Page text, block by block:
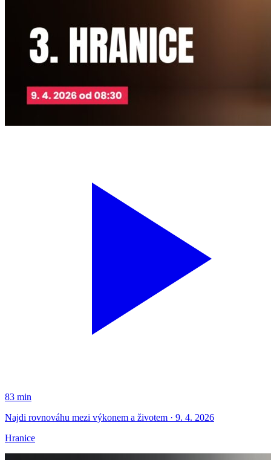
83 min
Najdi rovnováhu mezi výkonem a životem · 9. 4. 2026
Hranice